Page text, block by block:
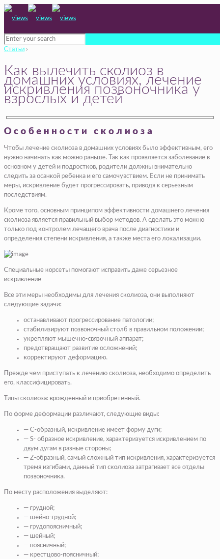
Статьи ›
Как вылечить сколиоз в
домашних условиях, лечение
искривления позвоночника у
взрослых и детей
Особенности сколиоза
Чтобы лечение сколиоза в домашних условиях было эффективным, его
нужно начинать как можно раньше. Так как проявляется заболевание в
основном у детей и подростков, родители должны внимательно
следить за осанкой ребенка и его самочувствием. Если не принимать
меры, искривление будет прогрессировать, приводя к серьезным
последствиям.
Кроме того, основным принципом эффективности домашнего лечения
сколиоза является правильный выбор методов. А сделать это можно
только под контролем лечащего врача после диагностики и
определения степени искривления, а также места его локализации.
Специальные корсеты помогают исправить даже серьезное
искривление
Все эти меры необходимы для лечения сколиоза, они выполняют
следующие задачи:
останавливают прогрессирование патологии;
стабилизируют позвоночный столб в правильном положении;
укрепляют мышечно-связочный аппарат;
предотвращают развитие осложнений;
корректируют деформацию.
Прежде чем приступать к лечению сколиоза, необходимо определить
его, классифицировать.
Типы сколиоза: врожденный и приобретенный.
По форме деформации различают, следующие виды:
— С-образный, искривление имеет форму дуги;
— S- образное искривление, характеризуется искривлением по
двум дугам в разные стороны;
— Z-образный, самый сложный тип искривления, характеризуется
тремя изгибами, данный тип сколиоза затрагивает все отделы
позвоночника.
По месту расположения выделяют:
— грудной;
— шейно-грудной;
— грудопоясничный;
— шейный;
— поясничный;
— крестцово-поясничный;